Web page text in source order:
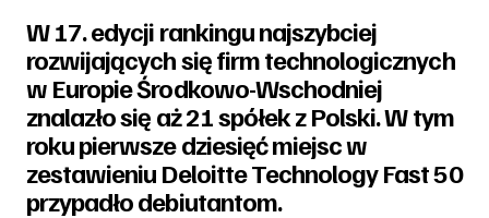
W 17. edycji rankingu najszybciej
rozwijających się firm technologicznych
w Europie Środkowo-Wschodniej
znalazło się aż 21 spółek z Polski. W tym
roku pierwsze dziesięć miejsc w
zestawieniu Deloitte Technology Fast 50
przypadło debiutantom.